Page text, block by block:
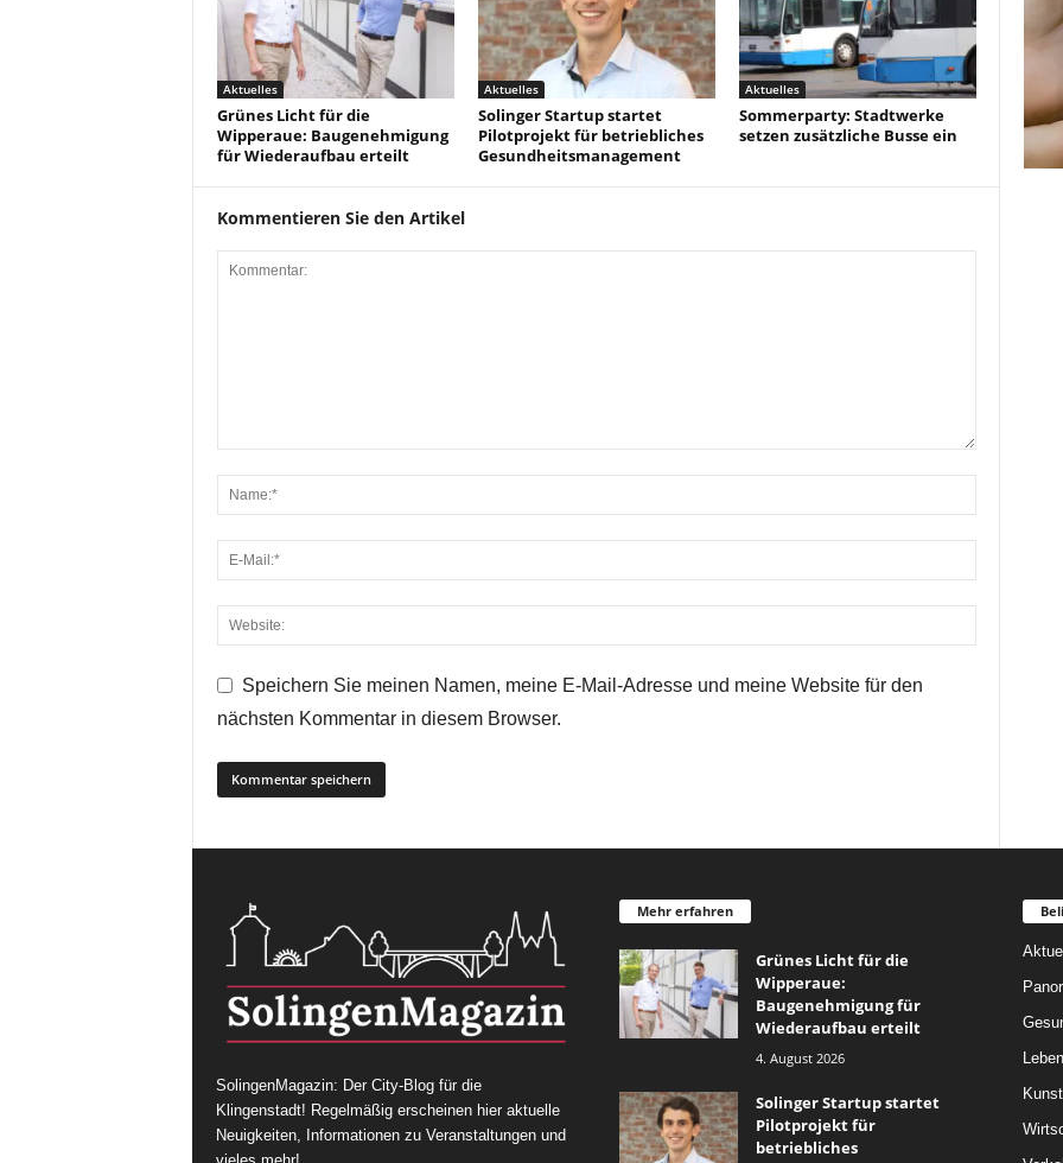
Aktuelles
Grünes Licht für die
Wipperaue: Baugenehmigung
für Wiederaufbau erteilt
Aktuelles
Solinger Startup startet
Pilotprojekt für betriebliches
Gesundheitsmanagement
Aktuelles
Sommerparty: Stadtwerke
setzen zusätzliche Busse ein
Kommentieren Sie den Artikel
Speichern Sie meinen Namen, meine E-Mail-Adresse und meine Website für den
nächsten Kommentar in diesem Browser.
SolingenMagazin: Der City-Blog für die
Klingenstadt! Regelmäßig erscheinen hier aktuelle
Neuigkeiten, Informationen zu Veranstaltungen und
Mehr erfahren
Grünes Licht für die
Wipperaue:
Baugenehmigung für
Wiederaufbau erteilt
4. August 2026
Solinger Startup startet
Pilotprojekt für
betriebliches